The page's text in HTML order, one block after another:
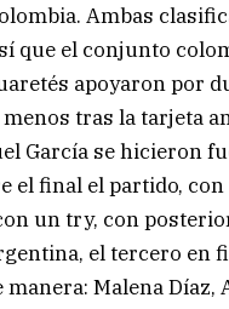
Ambas
que el conjunto
apoyaron por
tras la tarjeta
García se hicieron
el final el partido,
un try, con
el tercero en
Malena Díaz,